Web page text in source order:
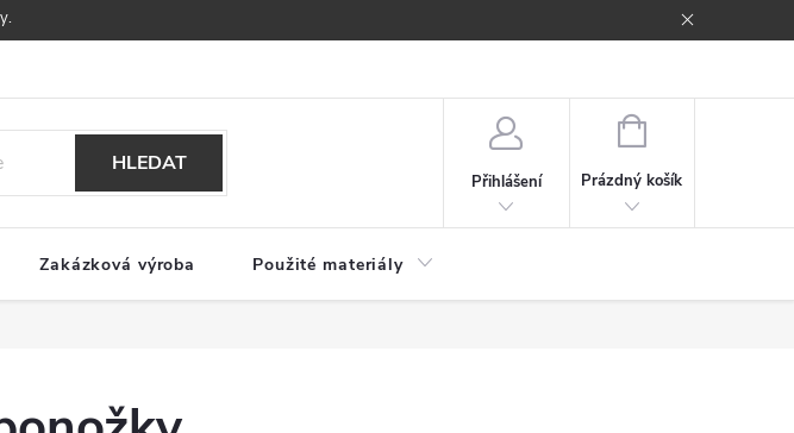
HLEDAT
Přihlášení
NÁKUPNÍ
Prázdný košík
Zakázková výroba Použité materiály